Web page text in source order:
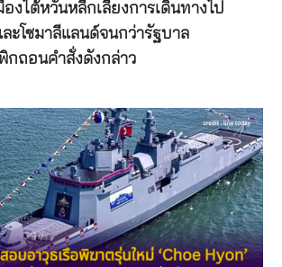
องไต้หวันหลีกเลี่ยงการเดินทางไป
ละโซมาลีแลนด์จนกว่ารัฐบาล
พิกถอนคำสั่งดังกล่าว